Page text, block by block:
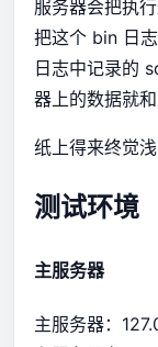
服务器会把执
把这个 bin 日
日志中记录的
器上的数据就
纸上得来终觉
测试环境
主服务器
主服务器：